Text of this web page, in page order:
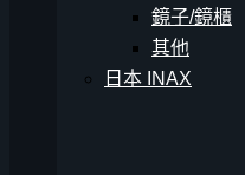
鏡子/鏡櫃
其他
日本 INAX